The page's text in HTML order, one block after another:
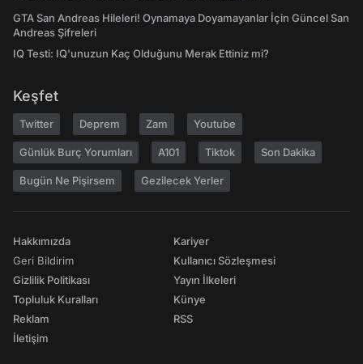
GTA San Andreas Hileleri! Oynamaya Doyamayanlar İçin Güncel San
Andreas Şifreleri
IQ Testi: IQ'unuzun Kaç Olduğunu Merak Ettiniz mi?
Keşfet
Twitter Deprem Zam Youtube
Günlük Burç Yorumları A101 Tiktok Son Dakika
Bugün Ne Pişirsem Gezilecek Yerler
Hakkımızda
Geri Bildirim
Gizlilik Politikası
Topluluk Kuralları
Reklam
İletişim
Kariyer
Kullanıcı Sözleşmesi
Yayın İlkeleri
Künye
RSS